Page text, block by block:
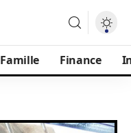
Famille Finance